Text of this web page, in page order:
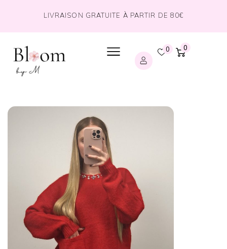
LIVRAISON GRATUITE À PARTIR DE 80€
0 0